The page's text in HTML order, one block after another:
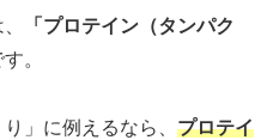
「プロテイン（タンパク
。
」に例えるなら、 プロテイ